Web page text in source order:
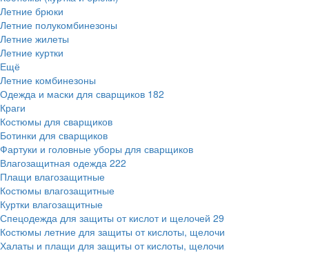
Летние брюки
Летние полукомбинезоны
Летние жилеты
Летние куртки
Ещё
Летние комбинезоны
Одежда и маски для сварщиков 182
Краги
Костюмы для сварщиков
Ботинки для сварщиков
Фартуки и головные уборы для сварщиков
Влагозащитная одежда 222
Плащи влагозащитные
Костюмы влагозащитные
Куртки влагозащитные
Спецодежда для защиты от кислот и щелочей 29
Костюмы летние для защиты от кислоты, щелочи
Халаты и плащи для защиты от кислоты, щелочи